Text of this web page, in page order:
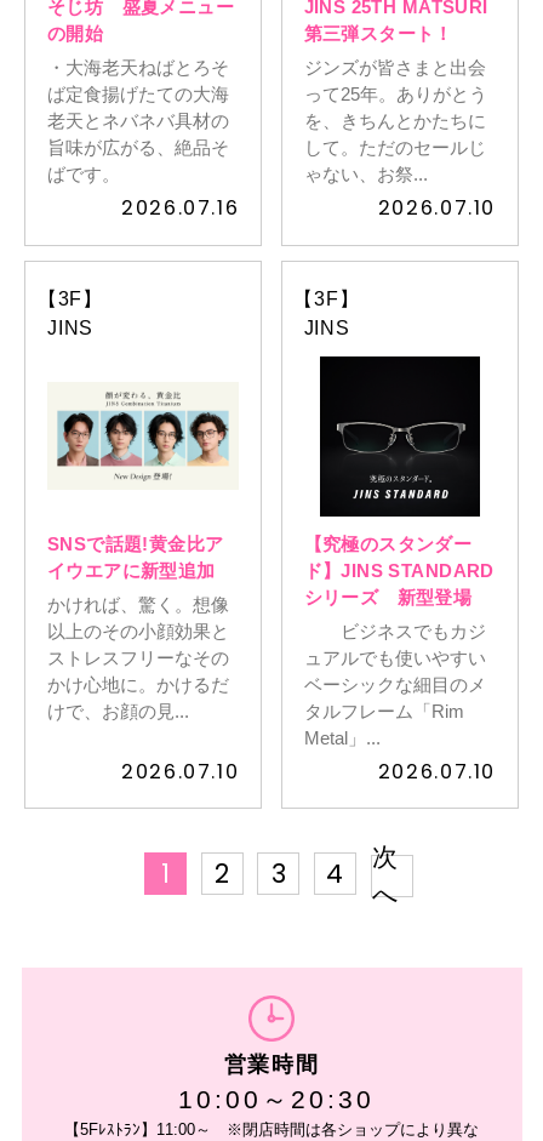
そじ坊 盛夏メニュー
の開始
・大海老天ねばとろそ
ば定食揚げたての大海
老天とネバネバ具材の
旨味が広がる、絶品そ
ばです。
2026.07.16
JINS 25TH MATSURI
第三弾スタート！
ジンズが皆さまと出会
って25年。ありがとう
を、きちんとかたちに
して。ただのセールじ
ゃない、お祭...
2026.07.10
【3F】
JINS
SNSで話題!黄金比ア
イウエアに新型追加
かければ、驚く。想像
以上のその小顔効果と
ストレスフリーなその
かけ心地に。かけるだ
けで、お顔の見...
2026.07.10
【3F】
JINS
【究極のスタンダー
ド】JINS STANDARD
シリーズ 新型登場
ビジネスでもカジ
ュアルでも使いやすい
ベーシックな細目のメ
タルフレーム「Rim
Metal」...
2026.07.10
1 2 3 4
次
へ
営業時間
10:00～20:30
【5Fﾚｽﾄﾗﾝ】11:00～ ※閉店時間は各ショップにより異な